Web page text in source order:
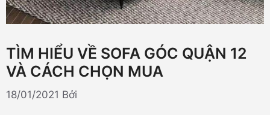
TÌM HIỂU VỀ SOFA GÓC QUẬN 12
VÀ CÁCH CHỌN MUA
18/01/2021 Bởi